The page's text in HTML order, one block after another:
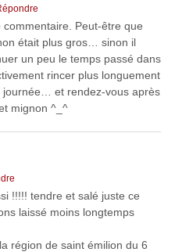
commentaire. Peut-être que
était plus gros… sinon il
un peu le temps passé dans
rincer plus longuement
journée… et rendez-vous après
mignon ^_^
!!!!! tendre et salé juste ce
laissé moins longtemps
région de saint émilion du 6